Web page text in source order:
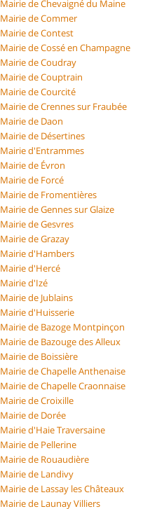
Mairie de Chevaigné du Maine
Mairie de Commer
Mairie de Contest
Mairie de Cossé en Champagne
Mairie de Coudray
Mairie de Couptrain
Mairie de Courcité
Mairie de Crennes sur Fraubée
Mairie de Daon
Mairie de Désertines
Mairie d'Entrammes
Mairie de Évron
Mairie de Forcé
Mairie de Fromentières
Mairie de Gennes sur Glaize
Mairie de Gesvres
Mairie de Grazay
Mairie d'Hambers
Mairie d'Hercé
Mairie d'Izé
Mairie de Jublains
Mairie d'Huisserie
Mairie de Bazoge Montpinçon
Mairie de Bazouge des Alleux
Mairie de Boissière
Mairie de Chapelle Anthenaise
Mairie de Chapelle Craonnaise
Mairie de Croixille
Mairie de Dorée
Mairie d'Haie Traversaine
Mairie de Pellerine
Mairie de Rouaudière
Mairie de Landivy
Mairie de Lassay les Châteaux
Mairie de Launay Villiers